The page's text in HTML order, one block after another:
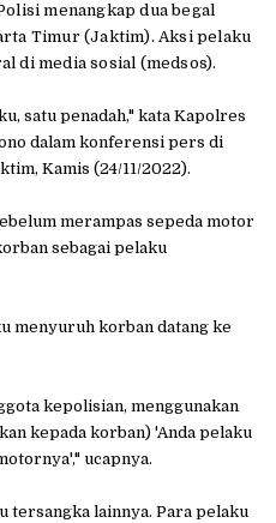
menangkap dua begal
Timur (Jaktim). Aksi pelaku
di media sosial (medsos).
satu penadah," kata Kapolres
dalam konferensi pers di
Kamis (24/11/2022).
merampas sepeda motor
sebagai pelaku
menyuruh korban datang ke
kepolisian, menggunakan
kepada korban) 'Anda pelaku
ucapnya.
tersangka lainnya. Para pelaku